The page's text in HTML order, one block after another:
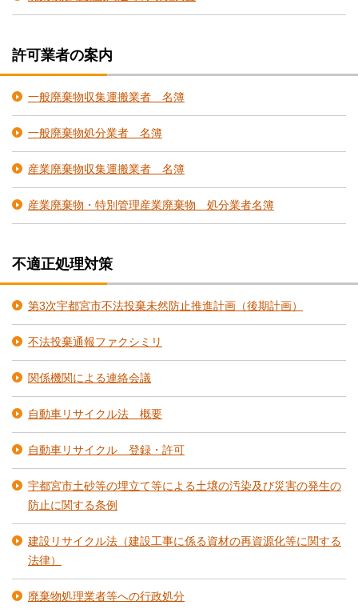
許可業者の案内
一般廃棄物収集運搬業者 名簿
一般廃棄物処分業者 名簿
産業廃棄物収集運搬業者 名簿
産業廃棄物・特別管理産業廃棄物 処分業者名簿
不適正処理対策
第3次宇都宮市不法投棄未然防止推進計画（後期計画）
不法投棄通報ファクシミリ
関係機関による連絡会議
自動車リサイクル法 概要
自動車リサイクル 登録・許可
宇都宮市土砂等の埋立て等による土壌の汚染及び災害の発生の
防止に関する条例
建設リサイクル法（建設工事に係る資材の再資源化等に関する
法律）
廃棄物処理業者等への行政処分